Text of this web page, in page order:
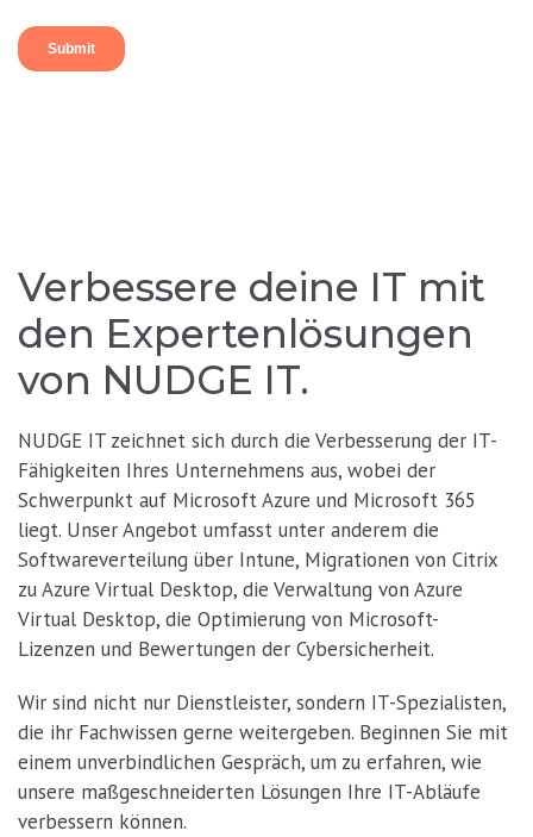
Verbessere deine IT mit
den Expertenlösungen
von NUDGE IT.
NUDGE IT zeichnet sich durch die Verbesserung der IT-
Fähigkeiten Ihres Unternehmens aus, wobei der
Schwerpunkt auf Microsoft Azure und Microsoft 365
liegt. Unser Angebot umfasst unter anderem die
Softwareverteilung über Intune, Migrationen von Citrix
zu Azure Virtual Desktop, die Verwaltung von Azure
Virtual Desktop, die Optimierung von Microsoft-
Lizenzen und Bewertungen der Cybersicherheit.
Wir sind nicht nur Dienstleister, sondern IT-Spezialisten,
die ihr Fachwissen gerne weitergeben. Beginnen Sie mit
einem unverbindlichen Gespräch, um zu erfahren, wie
unsere maßgeschneiderten Lösungen Ihre IT-Abläufe
verbessern können.